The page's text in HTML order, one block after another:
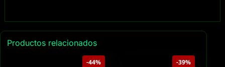
Productos relacionados
-44% -39%